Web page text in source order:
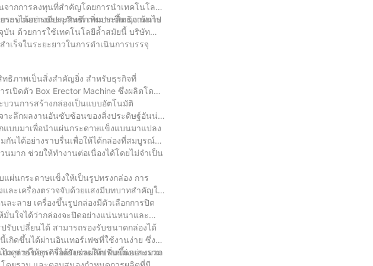
ากการลงทุนที่สำคัญโดยการนำเทคโนโลยี
กรได้อย่างมีประสิทธิภาพมากขึ้น มุ่งเน้นไป
ระบวนการบรรจุภัณฑ์ เพิ่มประสิทธิภาพการ
น ด้วยการใช้เทคโนโลยีล้ำสมัยนี้ บริษัท
เร็จในระยะยาวในการดำเนินการบรรจุ
ทธิภาพเป็นสิ่งสำคัญยิ่ง สำหรับธุรกิจที่
เปิดตัว Box Erector Machine ซึ่งผลิตโดย
วนการสร้างกล่องเป็นแบบอัตโนมัติ
าะลึกผลงานอันซับซ้อนของสิ่งประดิษฐ์อันน่า
แบบมาเพื่อนำแผ่นกระดาษแข็งแบนมาแปลง
นได้อย่างราบรื่นเพื่อให้ได้กล่องที่สมบูรณ์
มาก ช่วยให้ทำงานต่อเนื่องได้โดยไม่จำเป็น
ผ่นกระดาษแข็งให้เป็นรูปทรงกล่อง การ
และเครื่องตรวจจับด้วยแสงมีบทบาทสำคัญใน
ละลาย เครื่องขึ้นรูปกล่องมีตัวเลือกการปิด
นใจได้ว่ากล่องจะปิดอย่างแน่นหนาและ
บเปลี่ยนได้ สามารถรองรับขนาดกล่องได้
กิดขึ้นได้ผ่านอินเทอร์เฟซที่ใช้งานง่าย ซึ่งผู้
ดูลาร์ของเครื่องยังช่วยให้ปรับแต่งและรวม
ำ ช่วยให้ธุรกิจได้รับผลผลิตเพิ่มขึ้นอย่างมาก